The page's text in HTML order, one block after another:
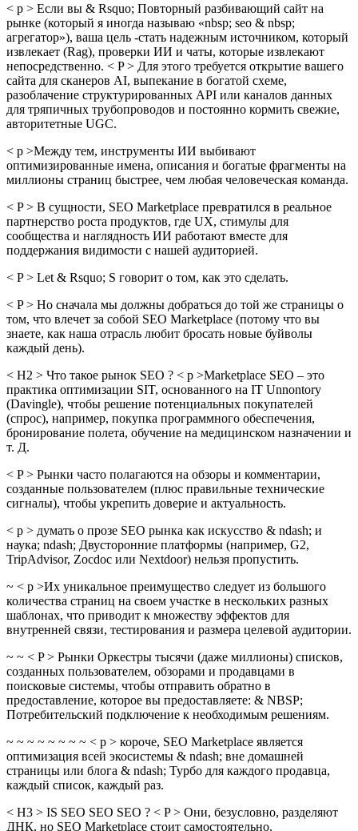
< p > Если вы & Rsquo; Повторный разбивающий сайт на
рынке (который я иногда называю «nbsp; seo & nbsp;
агрегатор»), ваша цель -стать надежным источником, который
извлекает (Rag), проверки ИИ и чаты, которые извлекают
непосредственно. < P > Для этого требуется открытие вашего
сайта для сканеров AI, выпекание в богатой схеме,
разоблачение структурированных API или каналов данных
для тряпичных трубопроводов и постоянно кормить свежие,
авторитетные UGC.
< p >Между тем, инструменты ИИ выбивают
оптимизированные имена, описания и богатые фрагменты на
миллионы страниц быстрее, чем любая человеческая команда.
< P > В сущности, SEO Marketplace превратился в реальное
партнерство роста продуктов, где UX, стимулы для
сообщества и наглядность ИИ работают вместе для
поддержания видимости с нашей аудиторией.
< P > Let & Rsquo; S говорит о том, как это сделать.
< P > Но сначала мы должны добраться до той же страницы о
том, что влечет за собой SEO Marketplace (потому что вы
знаете, как наша отрасль любит бросать новые буйволы
каждый день).
< H2 > Что такое рынок SEO ? < p >Marketplace SEO – это
практика оптимизации SIT, основанного на IT Unnontory
(Davingle), чтобы решение потенциальных покупателей
(спрос), например, покупка программного обеспечения,
бронирование полета, обучение на медицинском назначении и
т. Д.
< P > Рынки часто полагаются на обзоры и комментарии,
созданные пользователем (плюс правильные технические
сигналы), чтобы укрепить доверие и актуальность.
< p > думать о прозе SEO рынка как искусство & ndash; и
наука; ndash; Двусторонние платформы (например, G2,
TripAdvisor, Zocdoc или Nextdoor) нельзя пропустить.
~ < p >Их уникальное преимущество следует из большого
количества страниц на своем участке в нескольких разных
шаблонах, что приводит к множеству эффектов для
внутренней связи, тестирования и размера целевой аудитории.
~ ~ < P > Рынки Оркестры тысячи (даже миллионы) списков,
созданных пользователем, обзорами и продавцами в
поисковые системы, чтобы отправить обратно в
предоставление, которое вы предоставляете: & NBSP;
Потребительский подключение к необходимым решениям.
~ ~ ~ ~ ~ ~ ~ ~ < p > короче, SEO Marketplace является
оптимизация всей экосистемы & ndash; вне домашней
страницы или блога & ndash; Турбо для каждого продавца,
каждый список, каждый раз.
< H3 > IS SEO SEO SEO ? < P > Они, безусловно, разделяют
ДНК, но SEO Marketplace стоит самостоятельно.